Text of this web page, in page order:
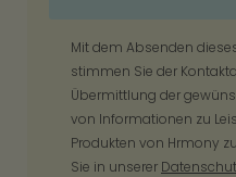
Mit dem Absenden
stimmen Sie der
Übermittlung der
von Informationen zu
Produkten von Hrmony
Sie in unserer